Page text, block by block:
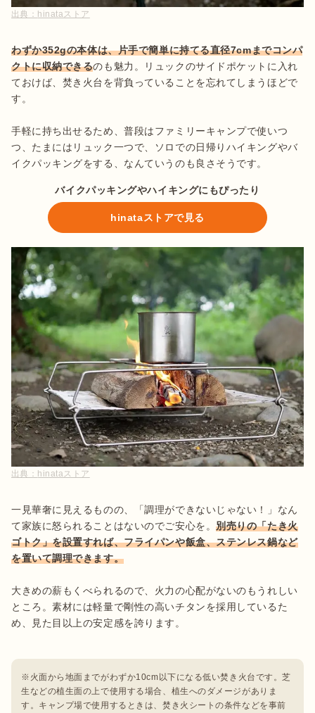
出典： hinataストア
わずか352gの本体は、片手で簡単に持てる直径7cmまでコンパ
クトに収納できるのも魅力。リュックのサイドポケットに入れ
ておけば、焚き火台を背負っていることを忘れてしまうほどで
す。
手軽に持ち出せるため、普段はファミリーキャンプで使いつ
つ、たまにはリュック一つで、ソロでの日帰りハイキングやバ
イクパッキングをする、なんていうのも良さそうです。
バイクパッキングやハイキングにもぴったり
hinataストアで見る
出典： hinataストア
一見華奢に見えるものの、「調理ができないじゃない！」なん
て家族に怒られることはないのでご安心を。別売りの「たき火
ゴトク」を設置すれば、フライパンや飯盒、ステンレス鍋など
大きめの薪もくべられるので、火力の心配がないのもうれしい
ところ。素材には軽量で剛性の高いチタンを採用しているた
め、見た目以上の安定感を誇ります。
※火面から地面までがわずか10cm以下になる低い焚き火台です。芝
生などの植生面の上で使用する場合、植生へのダメージがありま
す。キャンプ場で使用するときは、焚き火シートの条件などを事前